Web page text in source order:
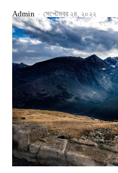
Admin - সেপ্টেম্বর ২৪, ২০২২